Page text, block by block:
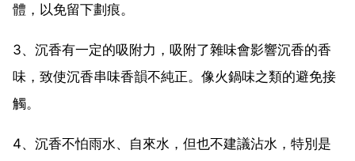
體，以免留下劃痕。
3、沉香有一定的吸附力，吸附了雜味會影響沉香的香
味，致使沉香串味香韻不純正。像火鍋味之類的避免接
觸。
4、沉香不怕雨水、自來水，但也不建議沾水，特別是